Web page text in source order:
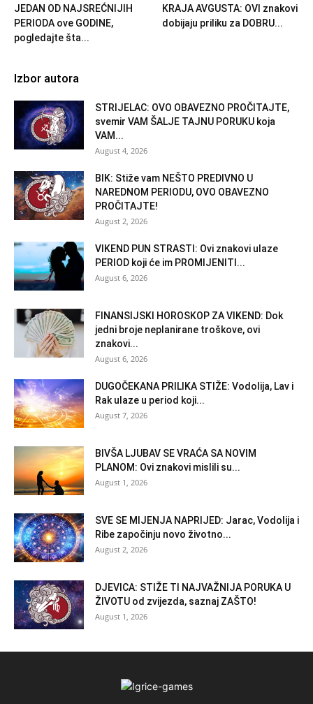
JEDAN OD NAJSREĆNIJIH
PERIODA ove GODINE,
pogledajte šta...
KRAJA AVGUSTA: OVI znakovi
dobijaju priliku za DOBRU...
Izbor autora
STRIJELAC: OVO OBAVEZNO PROČITAJTE,
svemir VAM ŠALJE TAJNU PORUKU koja
VAM...
August 4, 2026
BIK: Stiže vam NEŠTO PREDIVNO U
NAREDNOM PERIODU, OVO OBAVEZNO
PROČITAJTE!
August 2, 2026
VIKEND PUN STRASTI: Ovi znakovi ulaze
PERIOD koji će im PROMIJENITI...
August 6, 2026
FINANSIJSKI HOROSKOP ZA VIKEND: Dok
jedni broje neplanirane troškove, ovi
znakovi...
August 6, 2026
DUGOČEKANA PRILIKA STIŽE: Vodolija, Lav i
Rak ulaze u period koji...
August 7, 2026
BIVŠA LJUBAV SE VRAĆA SA NOVIM
PLANOM: Ovi znakovi mislili su...
August 1, 2026
SVE SE MIJENJA NAPRIJED: Jarac, Vodolija i
Ribe započinju novo životno...
August 2, 2026
DJEVICA: STIŽE TI NAJVAŽNIJA PORUKA U
ŽIVOTU od zvijezda, saznaj ZAŠTO!
August 1, 2026